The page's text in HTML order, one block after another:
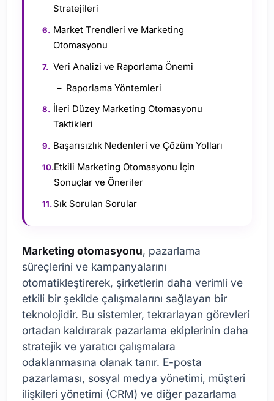
Stratejileri
Market Trendleri ve Marketing
Otomasyonu
Veri Analizi ve Raporlama Önemi
Raporlama Yöntemleri
İleri Düzey Marketing Otomasyonu
Taktikleri
Başarısızlık Nedenleri ve Çözüm Yolları
Etkili Marketing Otomasyonu İçin
Sonuçlar ve Öneriler
Sık Sorulan Sorular
Marketing otomasyonu, pazarlama
süreçlerini ve kampanyalarını
otomatikleştirerek, şirketlerin daha verimli ve
etkili bir şekilde çalışmalarını sağlayan bir
teknolojidir. Bu sistemler, tekrarlayan görevleri
ortadan kaldırarak pazarlama ekiplerinin daha
stratejik ve yaratıcı çalışmalara
odaklanmasına olanak tanır. E-posta
pazarlaması, sosyal medya yönetimi, müşteri
ilişkileri yönetimi (CRM) ve diğer pazarlama